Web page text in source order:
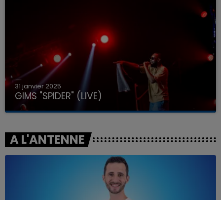
31 janvier 2025
GIMS "SPIDER" (LIVE)
A L'ANTENNE